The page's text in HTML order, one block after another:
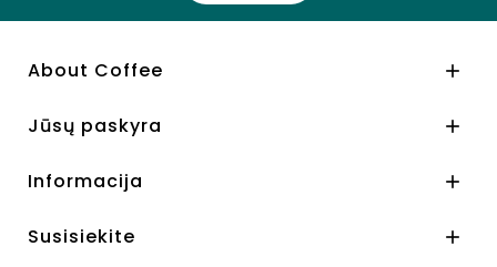
About Coffee 
Jūsų paskyra 
Informacija 
Susisiekite 